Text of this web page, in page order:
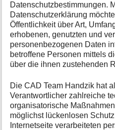
Datenschutzbestimmungen.
Datenschutzerklärung
Öffentlichkeit über Art,
erhobenen, genutzten und
personenbezogenen Daten
betroffene Personen mittels
über die ihnen zustehenden
Die CAD Team Handzik hat
Verantwortlicher zahlreiche
organisatorische
möglichst lückenlosen
Internetseite verarbeiteten